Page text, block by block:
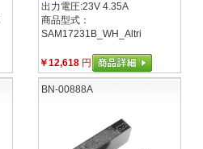
出力電圧:23V 4.35A
商品型式：
SAM17231B_WH_Altri
￥12,618 円
BN-00888A